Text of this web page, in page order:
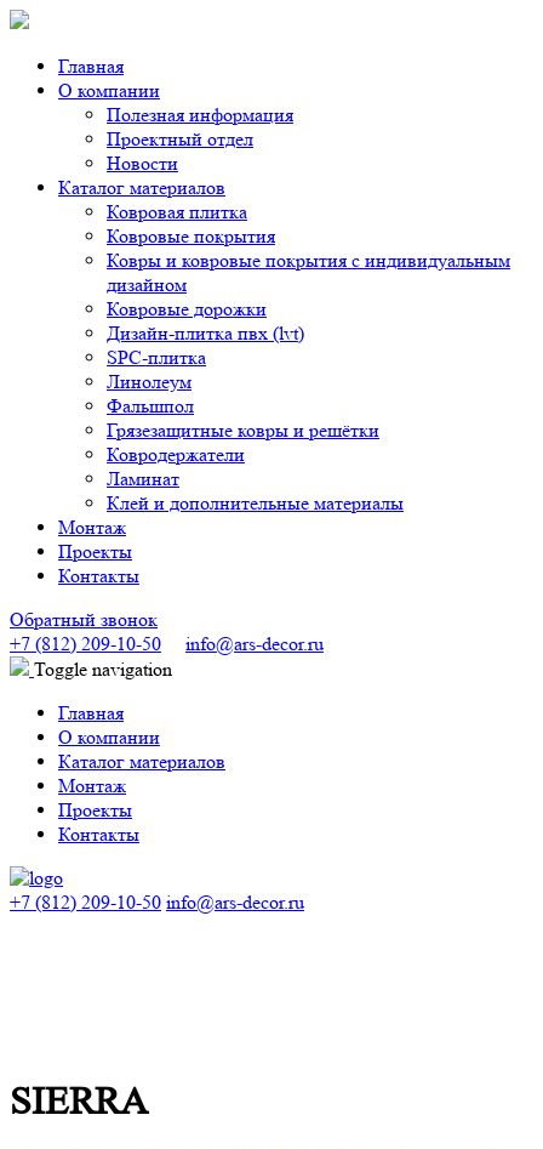
Главная
О компании
Полезная информация
Проектный отдел
Новости
Каталог материалов
Ковровая плитка
Ковровые покрытия
Ковры и ковровые покрытия с индивидуальным
дизайном
Ковровые дорожки
Дизайн-плитка пвх (lvt)
SPC-плитка
Линолеум
Фальшпол
Грязезащитные ковры и решётки
Ковродержатели
Ламинат
Клей и дополнительные материалы
Монтаж
Проекты
Контакты
Обратный звонок
+7 (812) 209-10-50
info@ars-decor.ru
Toggle navigation
Главная
О компании
Каталог материалов
Монтаж
Проекты
Контакты
+7 (812) 209-10-50 info@ars-decor.ru
SIERRA